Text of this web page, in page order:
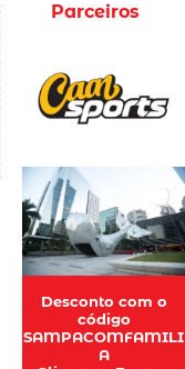
Parceiros
Desconto com o
código
SAMPACOMFAMILI
A